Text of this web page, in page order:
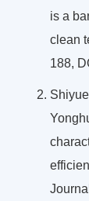
is a
clean
188,